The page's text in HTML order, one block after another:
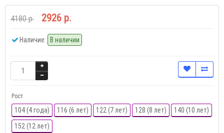
4180 р. 2926 р.
Наличие: В наличии
Рост
104 (4 года) 116 (6 лет) 122 (7 лет) 128 (8 лет)
140 (10 лет)
152 (12 лет)